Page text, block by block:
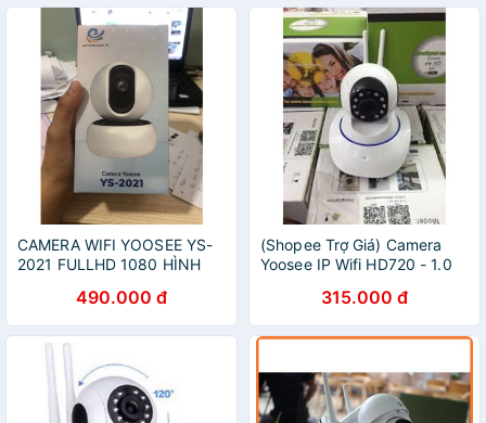
CAMERA WIFI YOOSEE YS-
2021 FULLHD 1080 HÌNH
490.000 đ
(Shopee Trợ Giá) Camera
Yoosee IP Wifi HD720 - 1.0
315.000 đ